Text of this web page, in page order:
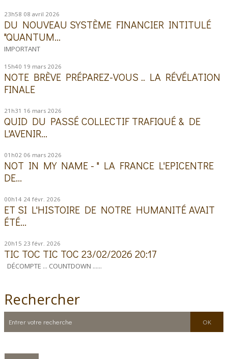
23h58 08 avril 2026
DU NOUVEAU SYSTÈME FINANCIER INTITULÉ
"QUANTUM...
IMPORTANT
15h40 19 mars 2026
NOTE BRÈVE PRÉPAREZ-VOUS .. LA RÉVÉLATION
FINALE
21h31 16 mars 2026
QUID DU PASSÉ COLLECTIF TRAFIQUÉ & DE
L'AVENIR...
01h02 06 mars 2026
NOT IN MY NAME - " LA FRANCE L'EPICENTRE
DE...
00h14 24 févr. 2026
ET SI L'HISTOIRE DE NOTRE HUMANITÉ AVAIT
ÉTÉ...
20h15 23 févr. 2026
TIC TOC TIC TOC 23/02/2026 20:17
DÉCOMPTE ... COUNTDOWN ......
Rechercher